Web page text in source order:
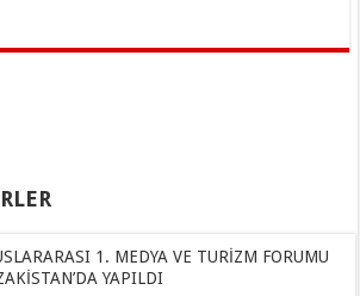
1. MEDYA VE TURİZM FORUMU
YAPILDI